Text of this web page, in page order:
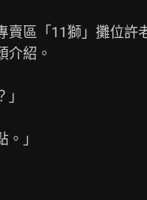
賣區「11獅」攤位許
介紹。
。」